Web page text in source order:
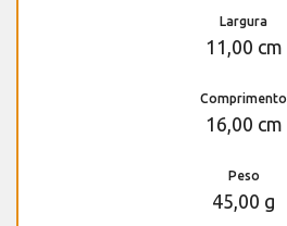
Largura
11,00 cm
Comprimento
16,00 cm
Peso
45,00 g